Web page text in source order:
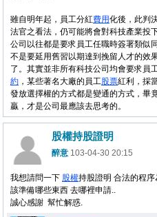
雖自明年起，員工分紅費用化後，此判
法官之看法，仍可能將會對科技產業投
公司以往都是要求員工任職時簽署類似
不是要延用舊習以期達到挽留人才的效
了。其實並非所有科技公司均會要求員
約 ，某些著名大廠的員工股票紅利，採
發放選擇權的方式都是變通的方式，畢
贏，才是公司最應該去思考的。
股權持股證明
醉意 103-04-30 20:15
我想請問一下 股權持股證明 合法的程序
該準備哪些東西 去哪裡申請..
誠心感謝 幫忙解惑.